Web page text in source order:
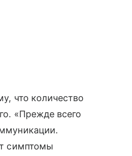
что количество
«Прежде всего
симптомы